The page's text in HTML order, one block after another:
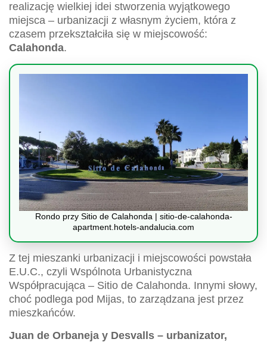
realizację wielkiej idei stworzenia wyjątkowego
miejsca – urbanizacji z własnym życiem, która z
czasem przekształciła się w miejscowość:
Calahonda.
Rondo przy Sitio de Calahonda | sitio-de-calahonda-
apartment.hotels-andalucia.com
Z tej mieszanki urbanizacji i miejscowości powstała
E.U.C., czyli Wspólnota Urbanistyczna
Współpracująca – Sitio de Calahonda. Innymi słowy,
choć podlega pod Mijas, to zarządzana jest przez
mieszkańców.
Juan de Orbaneja y Desvalls – urbanizator,